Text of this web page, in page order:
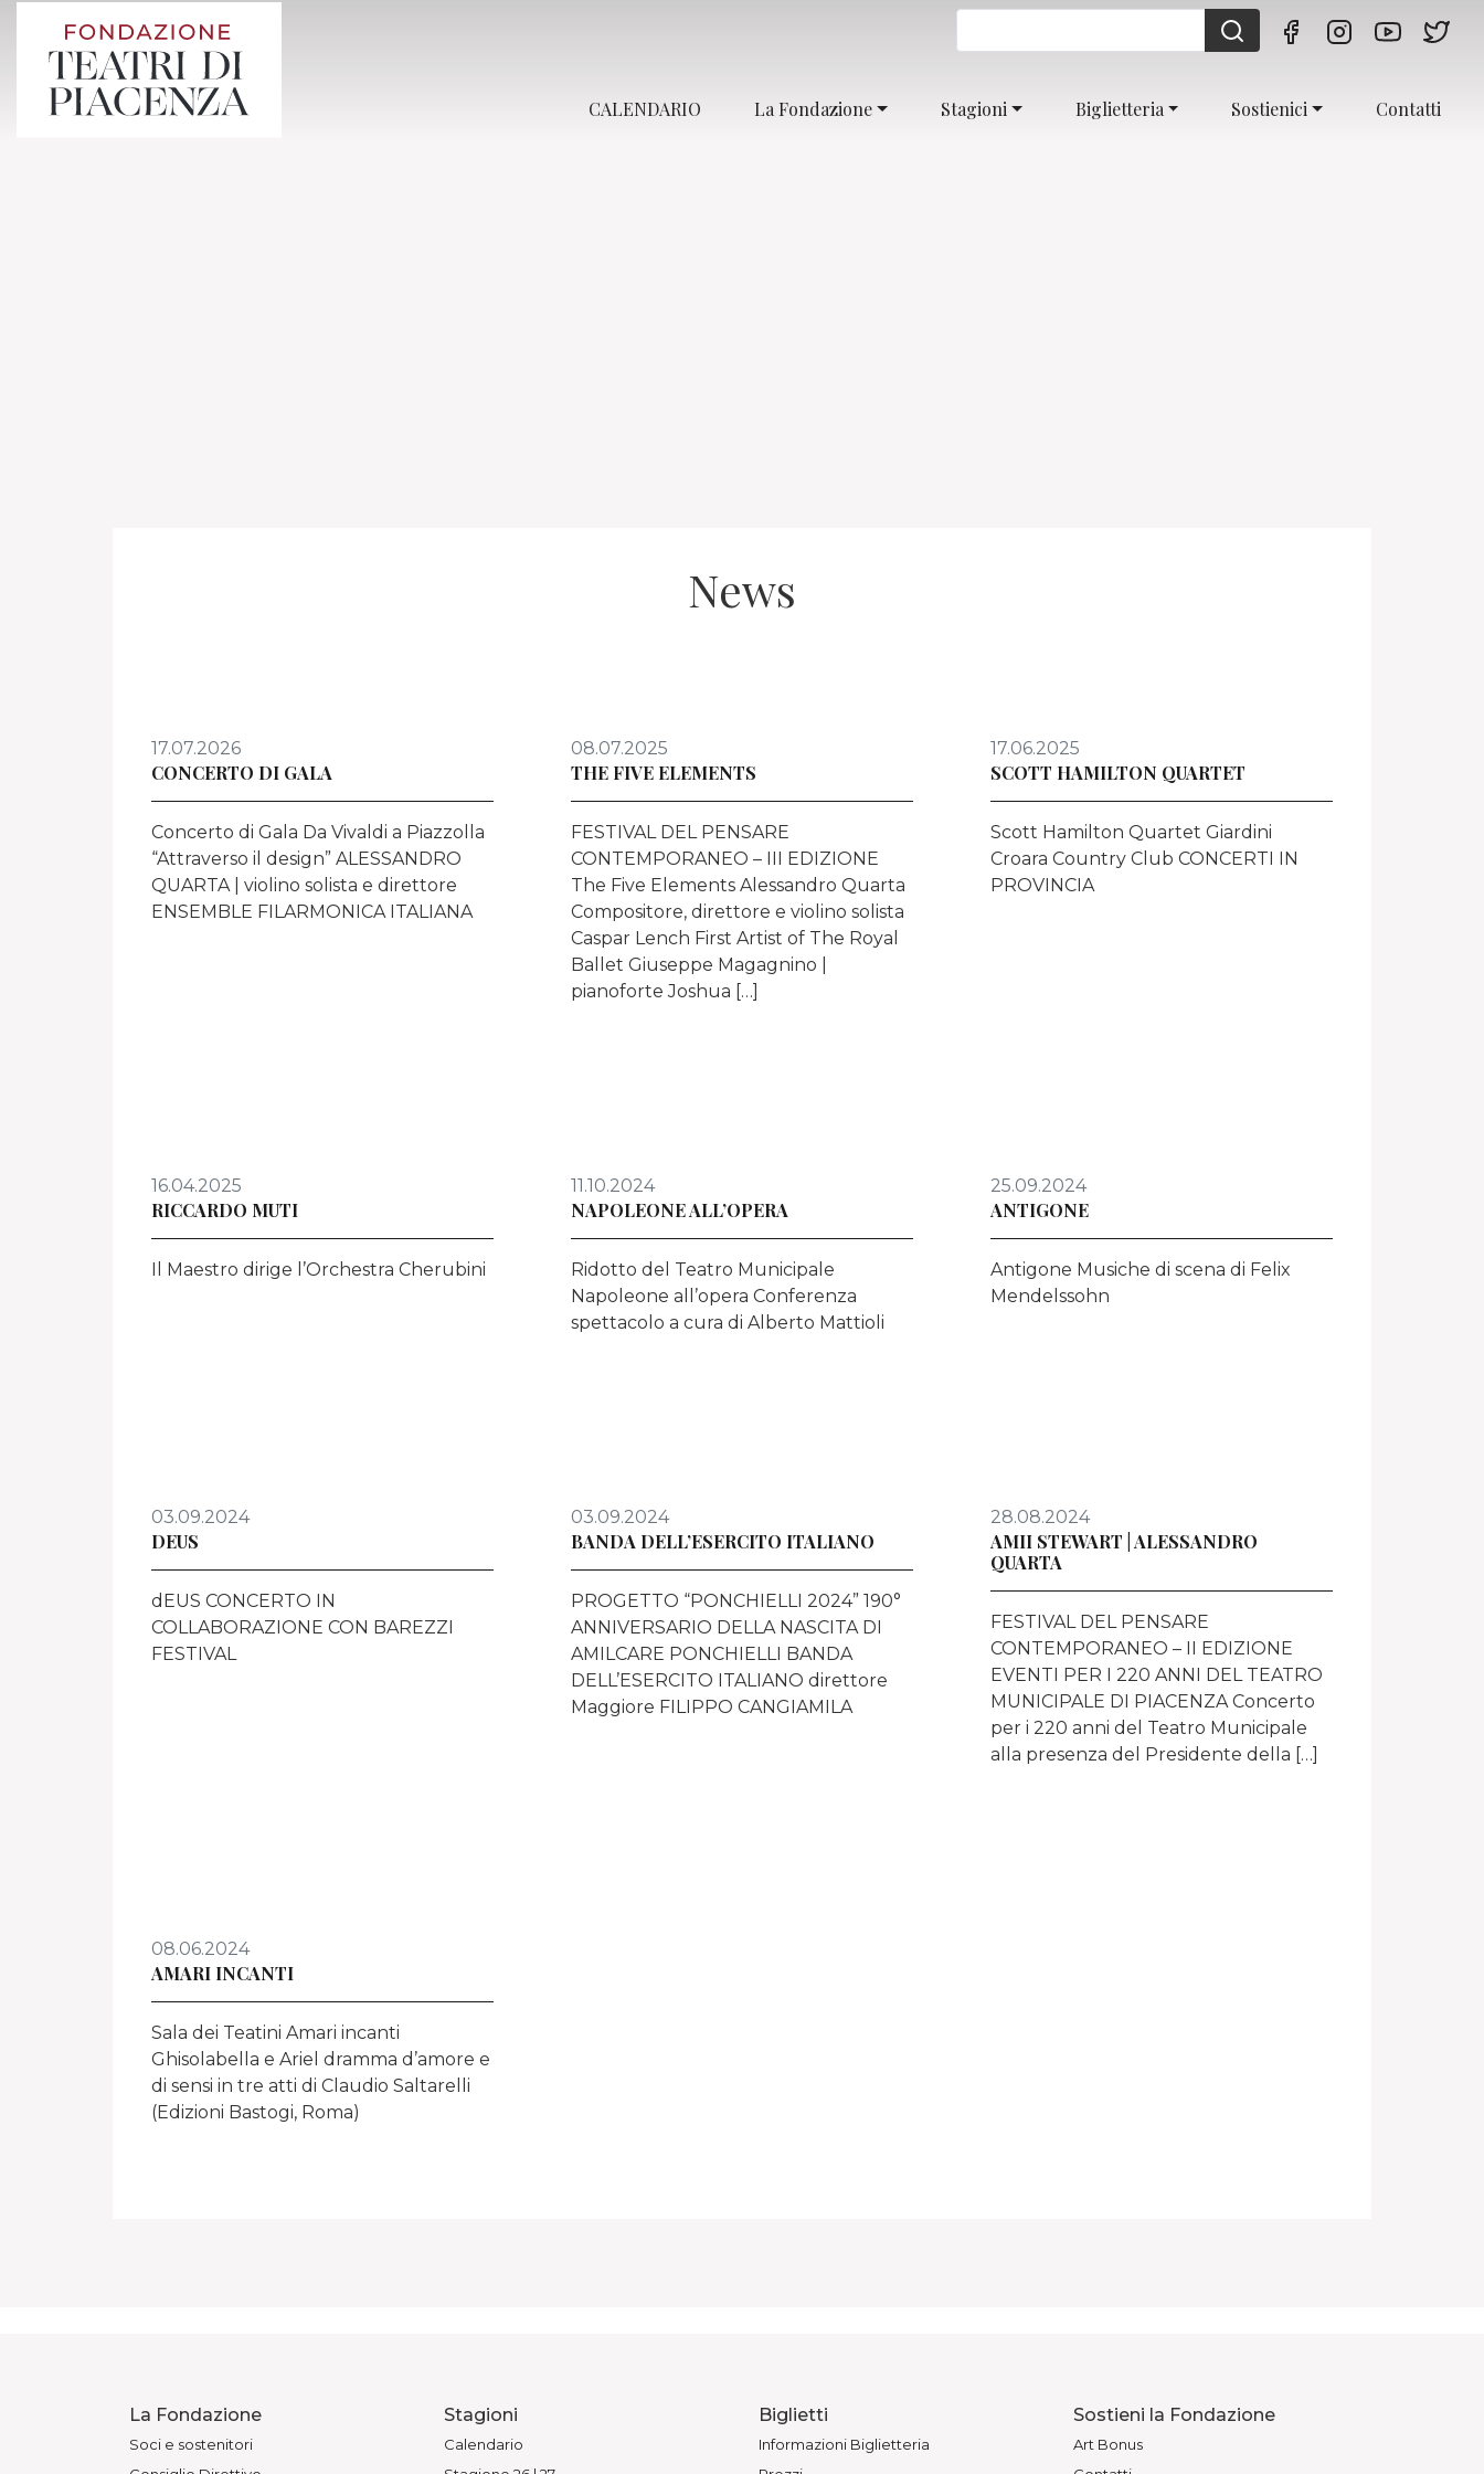
CALENDARIO La Fondazione Stagioni Biglietteria Sostienici Contatti
News
17.07.2026
CONCERTO DI GALA
Concerto di Gala Da Vivaldi a Piazzolla
“Attraverso il design” ALESSANDRO
QUARTA | violino solista e direttore
ENSEMBLE FILARMONICA ITALIANA
08.07.2025
THE FIVE ELEMENTS
FESTIVAL DEL PENSARE
CONTEMPORANEO – III EDIZIONE
The Five Elements Alessandro Quarta
Compositore, direttore e violino solista
Caspar Lench First Artist of The Royal
Ballet Giuseppe Magagnino |
pianoforte Joshua […]
17.06.2025
SCOTT HAMILTON QUARTET
Scott Hamilton Quartet Giardini
Croara Country Club CONCERTI IN
PROVINCIA
16.04.2025
RICCARDO MUTI
Il Maestro dirige l’Orchestra Cherubini
11.10.2024
NAPOLEONE ALL’OPERA
Ridotto del Teatro Municipale
Napoleone all’opera Conferenza
spettacolo a cura di Alberto Mattioli
25.09.2024
ANTIGONE
Antigone Musiche di scena di Felix
Mendelssohn
03.09.2024
DEUS
dEUS CONCERTO IN
COLLABORAZIONE CON BAREZZI
FESTIVAL
03.09.2024
BANDA DELL’ESERCITO ITALIANO
PROGETTO “PONCHIELLI 2024” 190°
ANNIVERSARIO DELLA NASCITA DI
AMILCARE PONCHIELLI BANDA
DELL’ESERCITO ITALIANO direttore
Maggiore FILIPPO CANGIAMILA
28.08.2024
AMII STEWART | ALESSANDRO
QUARTA
FESTIVAL DEL PENSARE
CONTEMPORANEO – II EDIZIONE
EVENTI PER I 220 ANNI DEL TEATRO
MUNICIPALE DI PIACENZA Concerto
per i 220 anni del Teatro Municipale
alla presenza del Presidente della […]
08.06.2024
AMARI INCANTI
Sala dei Teatini Amari incanti
Ghisolabella e Ariel dramma d’amore e
di sensi in tre atti di Claudio Saltarelli
(Edizioni Bastogi, Roma)
La Fondazione
Soci e sostenitori
Stagioni
Calendario
Biglietti
Informazioni Biglietteria
Sostieni la Fondazione
Art Bonus